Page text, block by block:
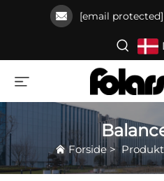
[email protected]
Forside >